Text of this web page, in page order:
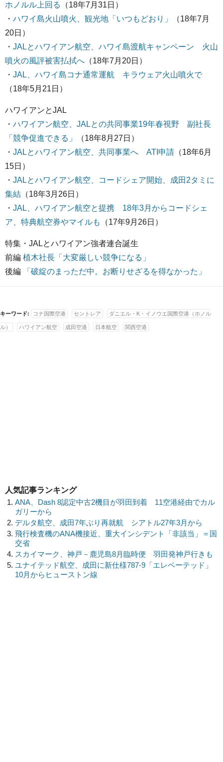
ホノルル上回る
（18年7月31日）
・ ハワイ島火山噴火、観光地「いつもどおり」
（18年7月
20日）
・ JALとハワイアン航空、ハワイ島渡航キャンペーン 火山
噴火の風評被害払拭へ （18年7月20日）
・ JAL、ハワイ島コナ通常運航 キラウェア火山噴火で
（18年5月21日）
ハワイアンとJAL
・ ハワイアン航空、JALとの共同事業19年春視野 副社長
「競争促進できる」
（18年8月27日）
・ JALとハワイアン航空、共同事業へ ATI申請 （18年6月
15日）
・ JALとハワイアン航空、コードシェア開始、成田2タミに
集結 （18年3月26日）
・ JAL、ハワイアン航空と提携 18年3月からコードシェ
ア、特典航空券やマイルも
（17年9月26日）
特集・JALとハワイアン強者連合誕生
前編 植木社長「大変厳しい競争になる」
後編
「破綻のまっただ中。お断りせざるを得なかった」
キーワード: コナ国際空港 セントレア ダニエル・K・イノウエ国際空港（ホノル
ル） ハワイアン航空 成田空港 日本航空 関西空港
人気記事ランキング
ANA、Dash 8認定中古2機目が羽田到着 11空港経由でカル
ガリーから
デルタ航空、成田7年ぶり再就航 シアトル27年3月から
飛行検査機のANA機接近、重大インシデント「非該当」＝国
交省
スカイマーク、神戸－鹿児島8月臨時便 羽田発神戸行きも
ユナイテッド航空、成田に新仕様787-9「エレベーテッド」
10月からヒューストン線